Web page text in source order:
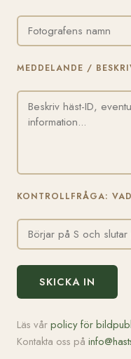
MEDDELANDE /
KONTROLLFRÅGA:
SKICKA IN
Läs vårpolicy för
Kontakta oss på